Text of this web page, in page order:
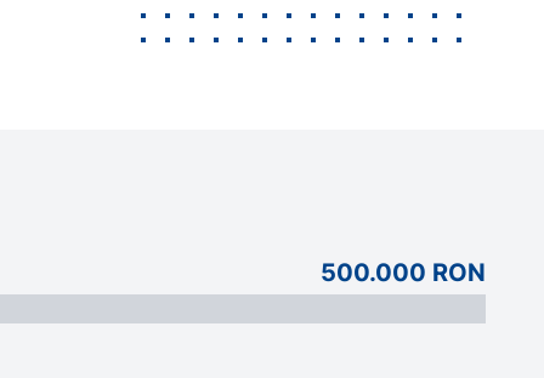
500.000 RON